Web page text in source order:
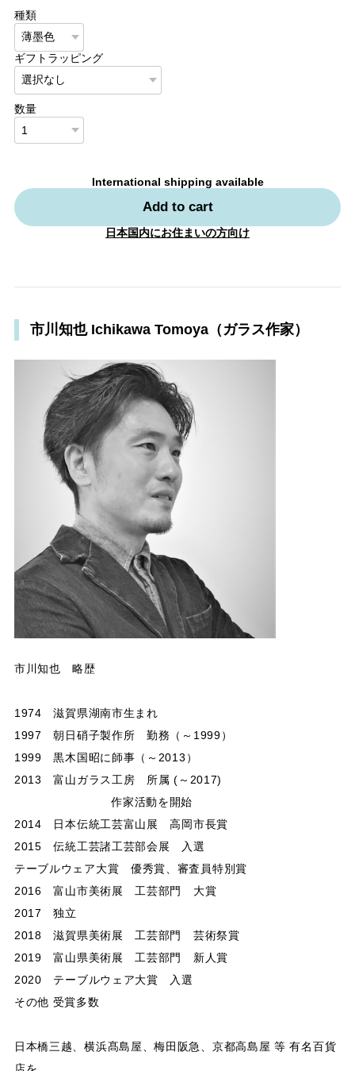
種類
ギフトラッピング
数量
International shipping available
Add to cart
日本国内にお住まいの方向け
市川知也 Ichikawa Tomoya（ガラス作家）
市川知也 略歴
1974 滋賀県湖南市生まれ
1997 朝日硝子製作所 勤務（～1999）
1999 黒木国昭に師事（～2013）
2013 富山ガラス工房 所属 (～2017)
作家活動を開始
2014 日本伝統工芸富山展 高岡市長賞
2015 伝統工芸諸工芸部会展 入選
テーブルウェア大賞 優秀賞、審査員特別賞
2016 富山市美術展 工芸部門 大賞
2017 独立
2018 滋賀県美術展 工芸部門 芸術祭賞
2019 富山県美術展 工芸部門 新人賞
2020 テーブルウェア大賞 入選
その他 受賞多数
日本橋三越、横浜髙島屋、梅田阪急、京都高島屋 等 有名百貨